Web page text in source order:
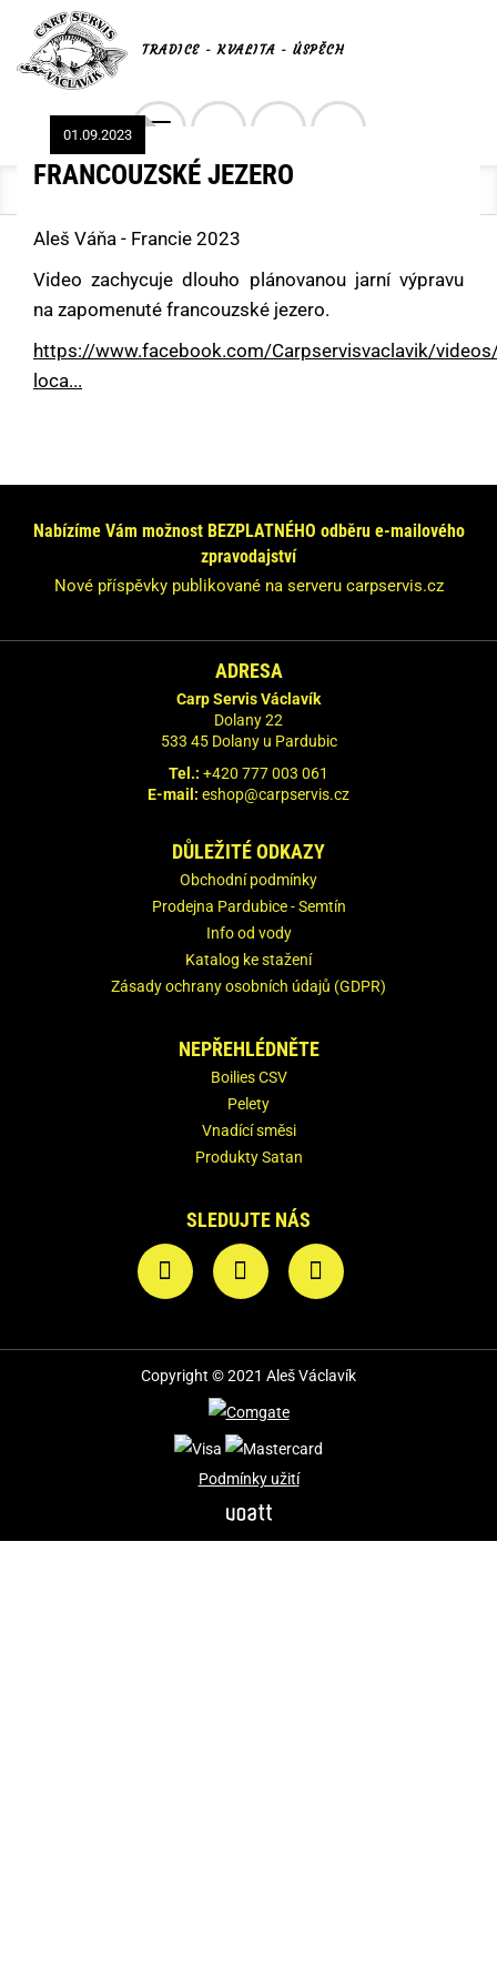
TRADICE - KVALITA - ÚSPĚCH
Toggle
navigation
Kde nyní jsem?
FRANCOUZSKÉ JEZERO
01.09.2023
Aleš Váňa - Francie 2023
Video zachycuje dlouho plánovanou jarní výpravu
na zapomenuté francouzské jezero.
https://www.facebook.com/Carpservisvaclavik/
loca...
Nabízíme Vám možnost BEZPLATNÉHO odběru e-mailového
zpravodajství
Nové příspěvky publikované na serveru carpservis.cz
ADRESA
Carp Servis Václavík
Dolany 22
533 45 Dolany u Pardubic
Tel.: +420 777 003 061
E-mail: eshop@carpservis.cz
DŮLEŽITÉ ODKAZY
Obchodní podmínky
Prodejna Pardubice - Semtín
Info od vody
Katalog ke stažení
Zásady ochrany osobních údajů (GDPR)
NEPŘEHLÉDNĚTE
Boilies CSV
Pelety
Vnadící směsi
Produkty Satan
SLEDUJTE NÁS
Copyright © 2021 Aleš Václavík
Podmínky užití